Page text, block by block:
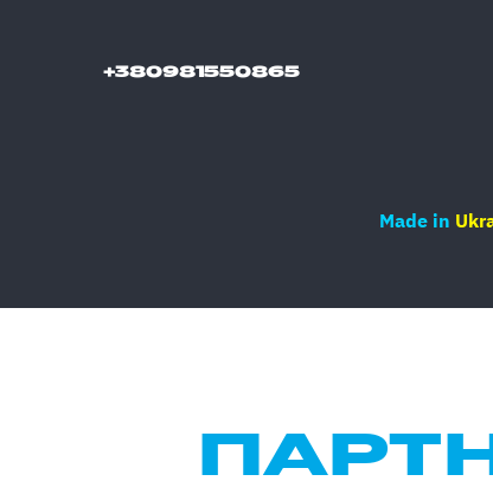
+380981550865
Made in